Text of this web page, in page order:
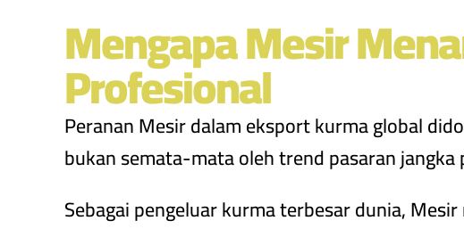
Mengapa Mesir
Profesional
Peranan Mesir dalam eksport kurma global
bukan semata-mata oleh trend pasaran jangka
Sebagai pengeluar kurma terbesar dunia,